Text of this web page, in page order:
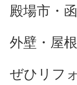
殿場市・
外壁・屋
ぜひリフ